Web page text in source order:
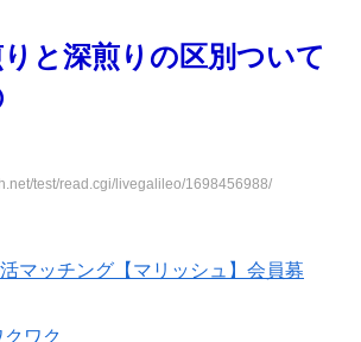
と深煎りの区別ついて
test/read.cgi/livegalileo/1698456988/
マッチング【マリッシュ】会員募
ワク